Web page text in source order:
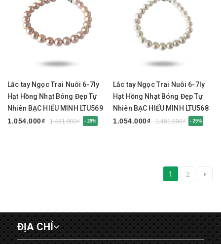
Lắc tay Ngọc Trai Nuôi 6-7ly
Hạt Hồng Nhạt Bóng Đẹp Tự
Nhiên BẠC HIỂU MINH LTU569
1.054.000₫
1.481.000₫ - 29%
Lắc tay Ngọc Trai Nuôi 6-7ly
Hạt Hồng Nhạt Bóng Đẹp Tự
Nhiên BẠC HIỂU MINH LTU568
1.054.000₫
1.481.000₫ - 29%
1 2
ĐỊA CHỈ